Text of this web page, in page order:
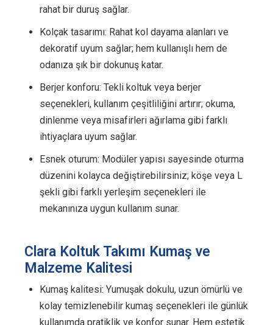
rahat bir duruş sağlar.
Kolçak tasarımı: Rahat kol dayama alanları ve
dekoratif uyum sağlar; hem kullanışlı hem de
odanıza şık bir dokunuş katar.
Berjer konforu: Tekli koltuk veya berjer
seçenekleri, kullanım çeşitliliğini artırır; okuma,
dinlenme veya misafirleri ağırlama gibi farklı
ihtiyaçlara uyum sağlar.
Esnek oturum: Modüler yapısı sayesinde oturma
düzenini kolayca değiştirebilirsiniz; köşe veya L
şekli gibi farklı yerleşim seçenekleri ile
mekanınıza uygun kullanım sunar.
Clara Koltuk Takımı Kumaş ve
Malzeme Kalitesi
Kumaş kalitesi: Yumuşak dokulu, uzun ömürlü ve
kolay temizlenebilir kumaş seçenekleri ile günlük
kullanımda pratiklik ve konfor sunar. Hem estetik